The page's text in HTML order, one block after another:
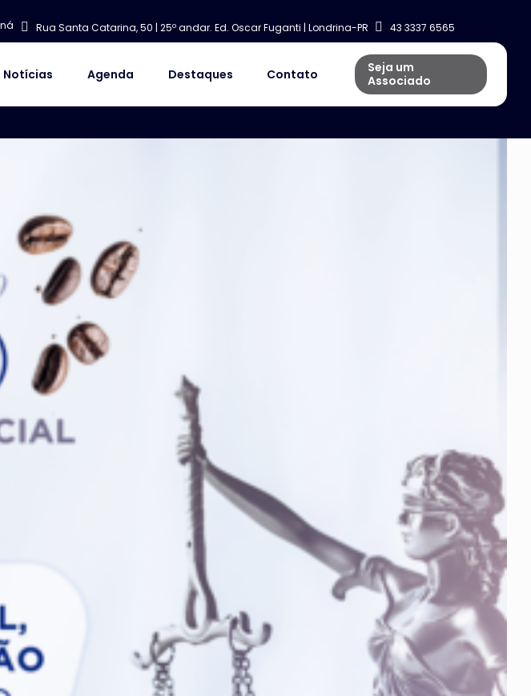
Rua Santa Catarina, 50 | 25º andar. Ed. Oscar Fuganti | Londrina-PR 43 3337 6565
Notícias Agenda Destaques Contato
Seja um
Associado